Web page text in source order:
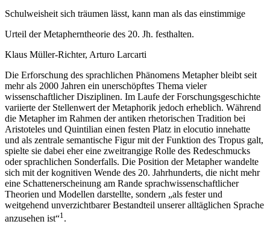
Schulweisheit sich träumen lässt, kann man als das einstimmige
Urteil der Metapherntheorie des 20. Jh. festhalten.
Klaus Müller-Richter, Arturo Larcarti
Die Erforschung des sprachlichen Phänomens Metapher bleibt seit
mehr als 2000 Jahren ein unerschöpftes Thema vieler
wissenschaftlicher Disziplinen. Im Laufe der Forschungsgeschichte
variierte der Stellenwert der Metaphorik jedoch erheblich. Während
die Metapher im Rahmen der antiken rhetorischen Tradition bei
Aristoteles und Quintilian einen festen Platz in elocutio innehatte
und als zentrale semantische Figur mit der Funktion des Tropus galt,
spielte sie dabei eher eine zweitrangige Rolle des Redeschmucks
oder sprachlichen Sonderfalls. Die Position der Metapher wandelte
sich mit der kognitiven Wende des 20. Jahrhunderts, die nicht mehr
eine Schattenerscheinung am Rande sprachwissenschaftlicher
Theorien und Modellen darstellte, sondern „als fester und
weitgehend unverzichtbarer Bestandteil unserer alltäglichen Sprache
anzusehen ist“1 .